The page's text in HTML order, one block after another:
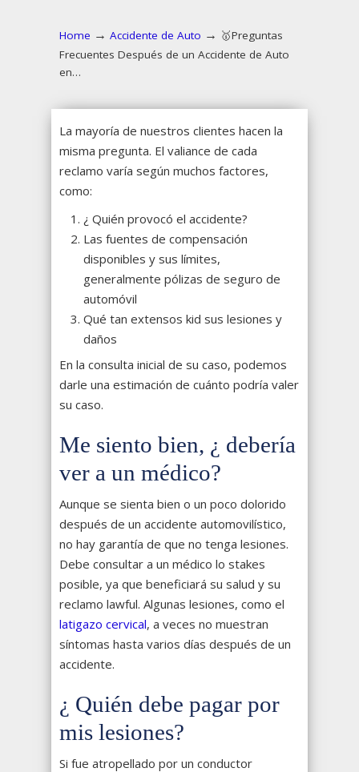
Home → Accidente de Auto → 🥇Preguntas
Frecuentes Después de un Accidente de Auto
en…
La mayoría de nuestros clientes hacen la
misma pregunta. El valiance de cada
reclamo varía según muchos factores,
como:
¿ Quién provocó el accidente?
Las fuentes de compensación
disponibles y sus límites,
generalmente pólizas de seguro de
automóvil
Qué tan extensos kid sus lesiones y
daños
En la consulta inicial de su caso, podemos
darle una estimación de cuánto podría valer
su caso.
Me siento bien, ¿ debería
ver a un médico?
Aunque se sienta bien o un poco dolorido
después de un accidente automovilístico,
no hay garantía de que no tenga lesiones.
Debe consultar a un médico lo stakes
posible, ya que beneficiará su salud y su
reclamo lawful. Algunas lesiones, como el
latigazo cervical, a veces no muestran
síntomas hasta varios días después de un
accidente.
¿ Quién debe pagar por
mis lesiones?
Si fue atropellado por un conductor